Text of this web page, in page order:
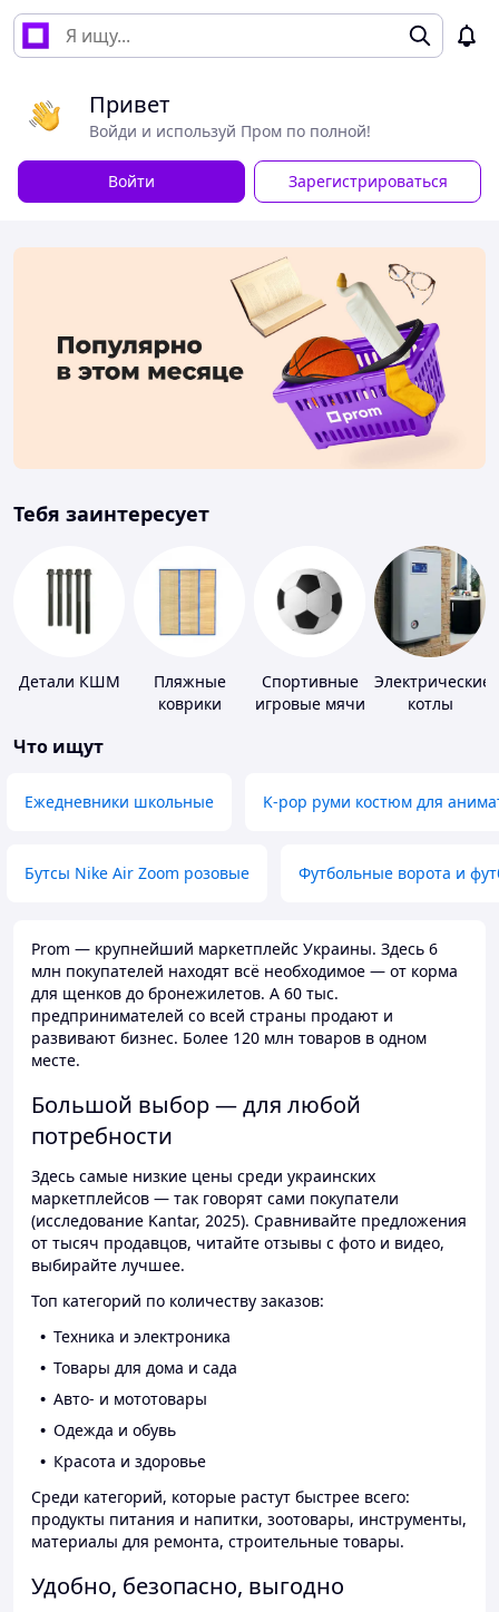
Привет
Войди и используй Пром по полной!
Войти Зарегистрироваться
Тебя заинтересует
Детали КШМ
Пляжные
коврики
Спортивные
игровые мячи
Электрические
котлы
Что ищут
Ежедневники школьные K-pop руми костюм для
Бутсы Nike Air Zoom розовые Футбольные ворота и
Prom — крупнейший маркетплейс Украины. Здесь 6
млн покупателей находят всё необходимое — от корма
для щенков до бронежилетов. А 60 тыс.
предпринимателей со всей страны продают и
развивают бизнес. Более 120 млн товаров в одном
месте.
Большой выбор — для любой
потребности
Здесь самые низкие цены среди украинских
маркетплейсов — так говорят сами покупатели
(исследование Kantar, 2025). Сравнивайте предложения
от тысяч продавцов, читайте отзывы с фото и видео,
выбирайте лучшее.
Топ категорий по количеству заказов:
Техника и электроника
Товары для дома и сада
Авто- и мототовары
Одежда и обувь
Красота и здоровье
Среди категорий, которые растут быстрее всего:
продукты питания и напитки, зоотовары, инструменты,
материалы для ремонта, строительные товары.
Удобно, безопасно, выгодно